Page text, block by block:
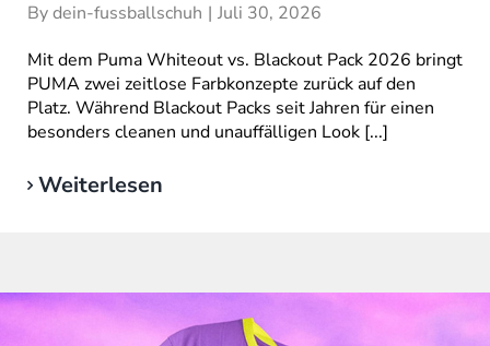
Bydein-fussballschuh | Juli 30, 2026
Mit dem Puma Whiteout vs. Blackout Pack 2026 bringt
PUMA zwei zeitlose Farbkonzepte zurück auf den
Platz. Während Blackout Packs seit Jahren für einen
besonders cleanen und unauffälligen Look [...]
Weiterlesen